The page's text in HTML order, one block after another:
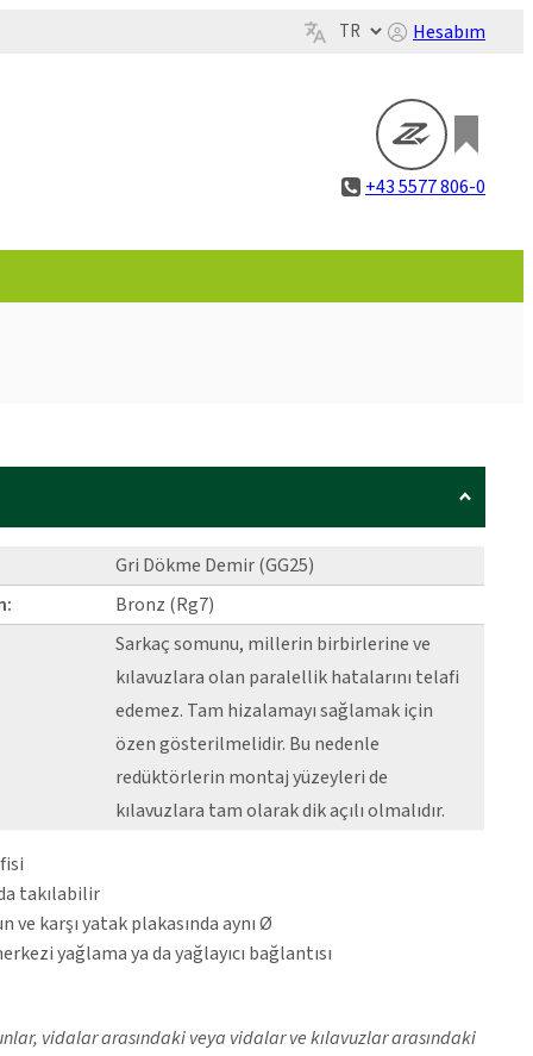
Hesabım
+43 5577 806-0
Gri Dökme Demir (GG25)
Bronz (Rg7)
Sarkaç somunu, millerin birbirlerine ve
kılavuzlara olan paralellik hatalarını telafi
edemez. Tam hizalamayı sağlamak için
özen gösterilmelidir. Bu nedenle
redüktörlerin montaj yüzeyleri de
kılavuzlara tam olarak dik açılı olmalıdır.
takılabilir
ve karşı yatak plakasında aynı Ø
yağlama ya da yağlayıcı bağlantısı
vidalar arasındaki veya vidalar ve kılavuzlar arasındaki